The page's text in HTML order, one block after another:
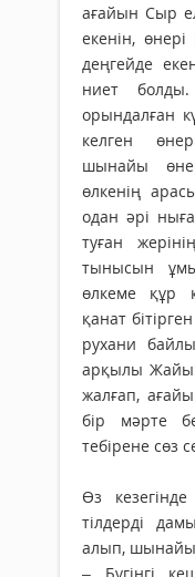
ағайын Сыр
екенін,
деңгейде
ниет
орындалған
келген
шынайы
өлкенің
одан әрі
туған
тынысын
өлкеме құр
қанат
рухани
арқылы
жалғап,
бір мәрте
тебірене сөз
Өз
тілдерді
алып, шынайы